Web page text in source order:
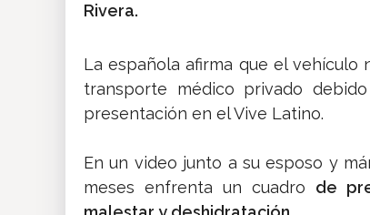
Rivera.
La española afirma que el vehículo
transporte médico privado
presentación en el Vive Latino.
En un video junto a su esposo y
meses enfrenta un cuadro de